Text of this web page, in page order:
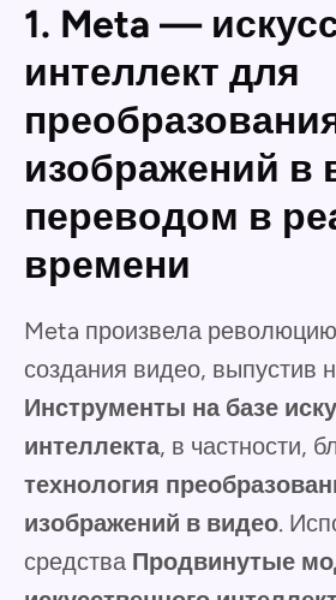
1. Meta —
интеллект для
изображений в
переводом в
времени
Meta произвела
создания видео, выпустив
Инструменты на базе
интеллекта, в частности,
технология
изображений в видео.
средства Продвинутые